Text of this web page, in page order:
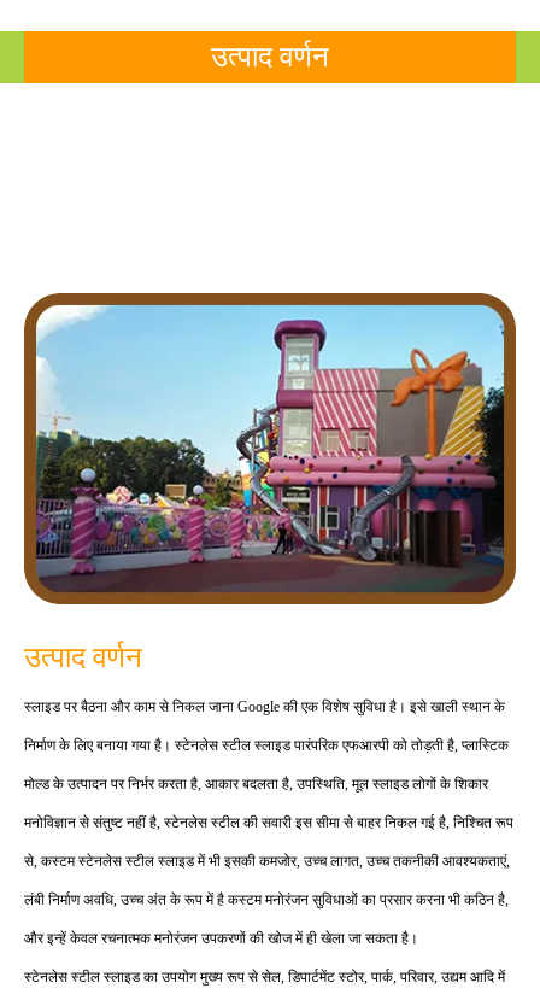
उत्पाद वर्णन
उत्पाद वर्णन
स्लाइड पर बैठना और काम से निकल जाना Google की एक विशेष सुविधा है। इसे खाली स्थान के
निर्माण के लिए बनाया गया है। स्टेनलेस स्टील स्लाइड पारंपरिक एफआरपी को तोड़ती है, प्लास्टिक
मोल्ड के उत्पादन पर निर्भर करता है, आकार बदलता है, उपस्थिति, मूल स्लाइड लोगों के शिकार
मनोविज्ञान से संतुष्ट नहीं है, स्टेनलेस स्टील की सवारी इस सीमा से बाहर निकल गई है, निश्चित रूप
से, कस्टम स्टेनलेस स्टील स्लाइड में भी इसकी कमजोर, उच्च लागत, उच्च तकनीकी आवश्यकताएं,
लंबी निर्माण अवधि, उच्च अंत के रूप में है कस्टम मनोरंजन सुविधाओं का प्रसार करना भी कठिन है,
और इन्हें केवल रचनात्मक मनोरंजन उपकरणों की खोज में ही खेला जा सकता है।
स्टेनलेस स्टील स्लाइड का उपयोग मुख्य रूप से सेल, डिपार्टमेंट स्टोर, पार्क, परिवार, उद्यम आदि में